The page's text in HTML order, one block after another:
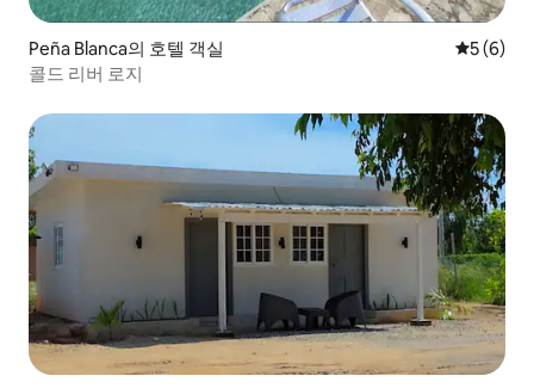
Peña Blanca의 호텔 객실 평점 5점
5 (6)
콜드 리버 로지